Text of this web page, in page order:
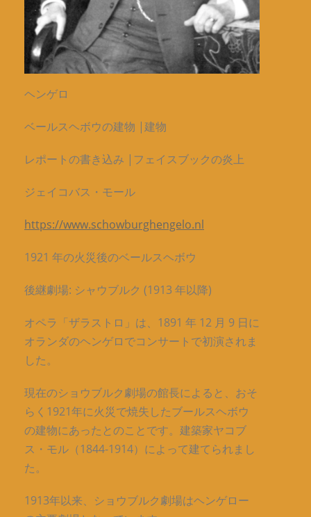
ヘンゲロ
ベールスヘボウの建物 |建物
レポートの書き込み |フェイスブックの炎上
ジェイコバス・モール
https://www.schowburghengelo.nl
1921 年の火災後のベールスヘボウ
後継劇場: シャウブルク (1913 年以降)
オペラ「ザラストロ」は、1891 年 12 月 9 日に
オランダのヘンゲロでコンサートで初演されま
した。
現在のショウブルク劇場の館長によると、おそ
らく1921年に火災で焼失したブールスヘボウ
の建物にあったとのことです。建築家ヤコブ
ス・モル（1844-1914）によって建てられまし
た。
1913年以来、ショウブルク劇場はヘンゲロー